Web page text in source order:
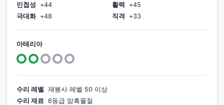
민첩성 +44 활력 +45
극대화 +48 직격 +33
마테리아
수리 레벨 재봉사 레벨 50 이상
수리 재료 6등급 암흑물질